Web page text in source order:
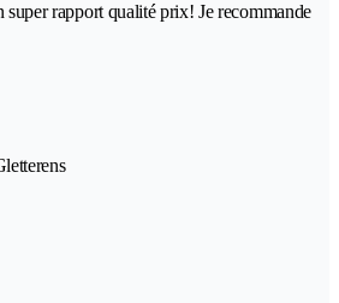
rapport qualité prix! Je recommande